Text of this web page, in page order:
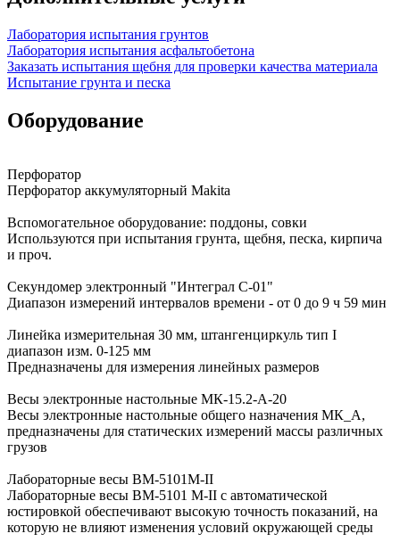
Лаборатория испытания грунтов
Лаборатория испытания асфальтобетона
Заказать испытания щебня для проверки качества материала
Испытание грунта и песка
Оборудование
Перфоратор
Перфоратор аккумуляторный Makita
Вспомогательное оборудование: поддоны, совки
Используются при испытания грунта, щебня, песка, кирпича
и проч.
Секундомер электронный "Интеграл С-01"
Диапазон измерений интервалов времени - от 0 до 9 ч 59 мин
Линейка измерительная 30 мм, штангенциркуль тип I
диапазон изм. 0-125 мм
Предназначены для измерения линейных размеров
Весы электронные настольные МК-15.2-А-20
Весы электронные настольные общего назначения МК_А,
предназначены для статических измерений массы различных
грузов
Лабораторные весы ВМ-5101М-II
Лабораторные весы ВМ-5101 М-II с автоматической
юстировкой обеспечивают высокую точность показаний, на
которую не влияют изменения условий окружающей среды